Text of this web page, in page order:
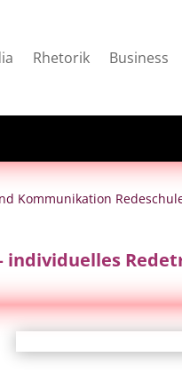
Rhetorik Business
Kommunikation
individuelles